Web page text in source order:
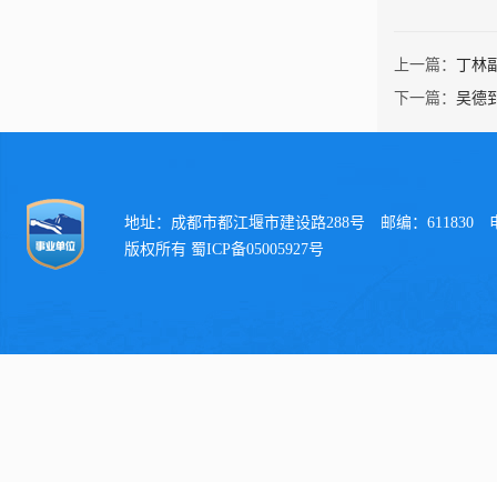
上一篇： 丁林
下一篇： 吴德
地址：成都市都江堰市建设路288号 邮编：611830
版权所有 蜀ICP备05005927号